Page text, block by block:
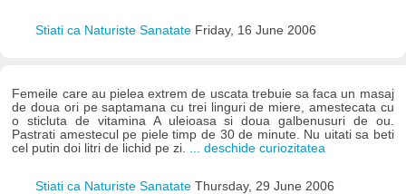
Stiati ca Naturiste Sanatate Friday, 16 June 2006
Femeile care au pielea extrem de uscata trebuie sa faca un masaj
de doua ori pe saptamana cu trei linguri de miere, amestecata cu
o sticluta de vitamina A uleioasa si doua galbenusuri de ou.
Pastrati amestecul pe piele timp de 30 de minute. Nu uitati sa beti
cel putin doi litri de lichid pe zi.
... deschide curiozitatea
Stiati ca Naturiste Sanatate Thursday, 29 June 2006